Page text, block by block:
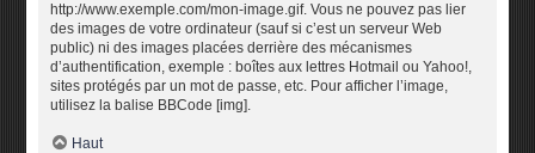
http://www.exemple.com/mon-image.gif. Vous ne pouvez pas lier
des images de votre ordinateur (sauf si c’est un serveur Web
public) ni des images placées derrière des mécanismes
d’authentification, exemple : boîtes aux lettres Hotmail ou Yahoo!,
sites protégés par un mot de passe, etc. Pour afficher l’image,
utilisez la balise BBCode [img].
Haut